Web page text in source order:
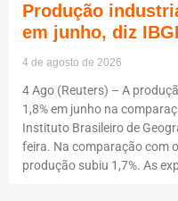
Produção
em junho, diz
4 de agosto de 2026
4 Ago (Reuters) – A
1,8% em junho na
Instituto Brasileiro de
feira. Na comparação com
produção subiu 1,7%. As